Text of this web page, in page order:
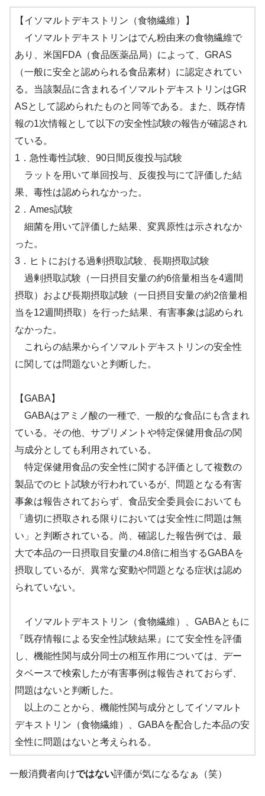
【イソマルトデキストリン（食物繊維）】
イソマルトデキストリンはでん粉由来の食物繊維で
あり、米国FDA（食品医薬品局）によって、GRAS
（一般に安全と認められる食品素材）に認定されてい
る。当該製品に含まれるイソマルトデキストリンはGR
ASとして認められたものと同等である。また、既存情
報の1次情報として以下の安全性試験の報告が確認され
ている。
1．急性毒性試験、90日間反復投与試験
ラットを用いて単回投与、反復投与にて評価した結
果、毒性は認められなかった。
2．Ames試験
細菌を用いて評価した結果、変異原性は示されなか
った。
3．ヒトにおける過剰摂取試験、長期摂取試験
過剰摂取試験（一日摂目安量の約6倍量相当を4週間
摂取）および長期摂取試験（一日摂目安量の約2倍量相
当を12週間摂取）を行った結果、有害事象は認められ
なかった。
これらの結果からイソマルトデキストリンの安全性
に関しては問題ないと判断した。
【GABA】
GABAはアミノ酸の一種で、一般的な食品にも含まれ
ている。その他、サプリメントや特定保健用食品の関
与成分としても利用されている。
特定保健用食品の安全性に関する評価として複数の
製品でのヒト試験が行われているが、問題となる有害
事象は報告されておらず、食品安全委員会においても
「適切に摂取される限りにおいては安全性に問題は無
い」と判断されている。尚、確認した報告例では、最
大で本品の一日摂取目安量の4.8倍に相当するGABAを
摂取しているが、異常な変動や問題となる症状は認め
られていない。
イソマルトデキストリン（食物繊維）、GABAともに
『既存情報による安全性試験結果』にて安全性を評価
し、機能性関与成分同士の相互作用については、デー
タベースで検索したが有害事例は報告されておらず、
問題はないと判断した。
以上のことから、機能性関与成分としてイソマルト
デキストリン（食物繊維）、GABAを配合した本品の安
全性に問題はないと考えられる。
一般消費者向けではない評価が気になるなぁ（笑）